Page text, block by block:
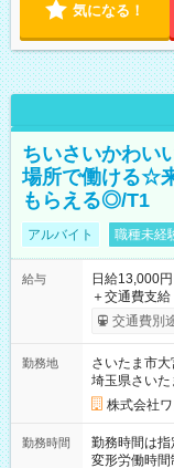
気になる！
ちいさいかわい
場所で働ける☆
もらえる◎/T1
アルバイト 職種未経
給与
日給13,000円
＋交通費支給 ★交通費全額支給！ ┗案件により規定あり ★日払
いOK！（規
ンビニATMから
交通費別
勤務地
さいたま市大
埼玉県さいた
株式会社
勤務時間
勤務時間は指
変形労働時間制 想定